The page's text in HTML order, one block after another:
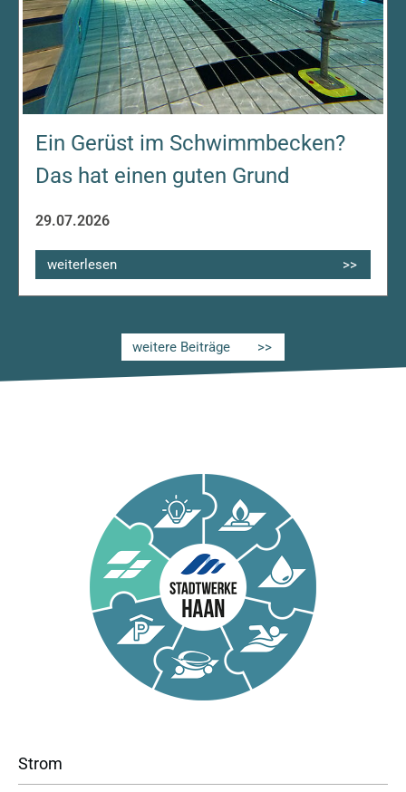
Ein Gerüst im Schwimmbecken?
Das hat einen guten Grund
29.07.2026
weiterlesen
weitere Beiträge
Strom